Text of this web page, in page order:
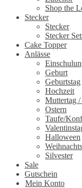
Shop the
Stecker
Stecker
Stecker
Cake Topper
Anlässe
Geburt
Geburtstag
Hochzeit
Muttertag /
Ostern
Taufe/
Halloween
Silvester
Sale
Gutschein
Mein Konto